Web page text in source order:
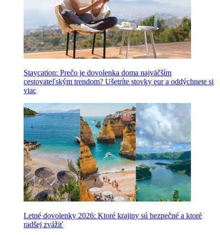
Staycation: Prečo je dovolenka doma najväčším
cestovateľským trendom? Ušetríte stovky eur a oddýchnete si
viac
Letné dovolenky 2026: Ktoré krajiny sú bezpečné a ktoré
radšej zvážiť